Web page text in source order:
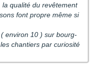
qualité du revêtement
font propre même si
environ 10 ) sur bourg-
chantiers par curiosité